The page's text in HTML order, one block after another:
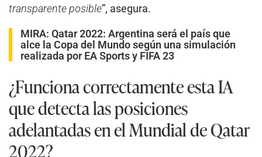
transparente posible”, asegura.
MIRA: Qatar 2022: Argentina será el país que
alce la Copa del Mundo según una simulación
realizada por EA Sports y FIFA 23
¿Funciona correctamente esta IA
que detecta las posiciones
adelantadas en el Mundial de Qatar
2022?